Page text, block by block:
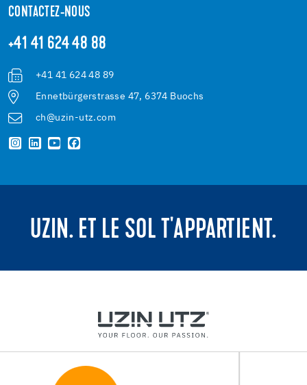
CONTACTEZ-NOUS
+41 41 624 48 88
+41 41 624 48 89
Ennetbürgerstrasse 47, 6374 Buochs
ch@uzin-utz.com
UZIN. ET LE SOL T'APPARTIENT.